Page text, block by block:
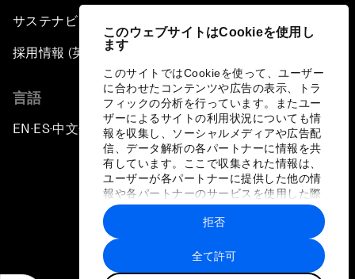
このウェブサイトはCookieを使用し
ます
このサイトではCookieを使って、ユーザー
に合わせたコンテンツや広告の表示、トラ
フィックの分析を行っています。またユー
ザーによるサイトの利用状況についても情
報を収集し、ソーシャルメディアや広告配
信、データ解析の各パートナーに情報を共
有しています。ここで収集された情報は、
ユーザーが各パートナーに提供した他の情
報や各パートナーのサービスを使用した際
に収集された情報と組み合わされ、各パー
トナーによって使用されることがありま
す。
全て許可
拒否
サステナビリティへの取り組み
採用情報 (英語のみ)
言語
EN ▪ES▪中文▪ 日本語
プライバシーポリシーと利用規約
サイトマップ